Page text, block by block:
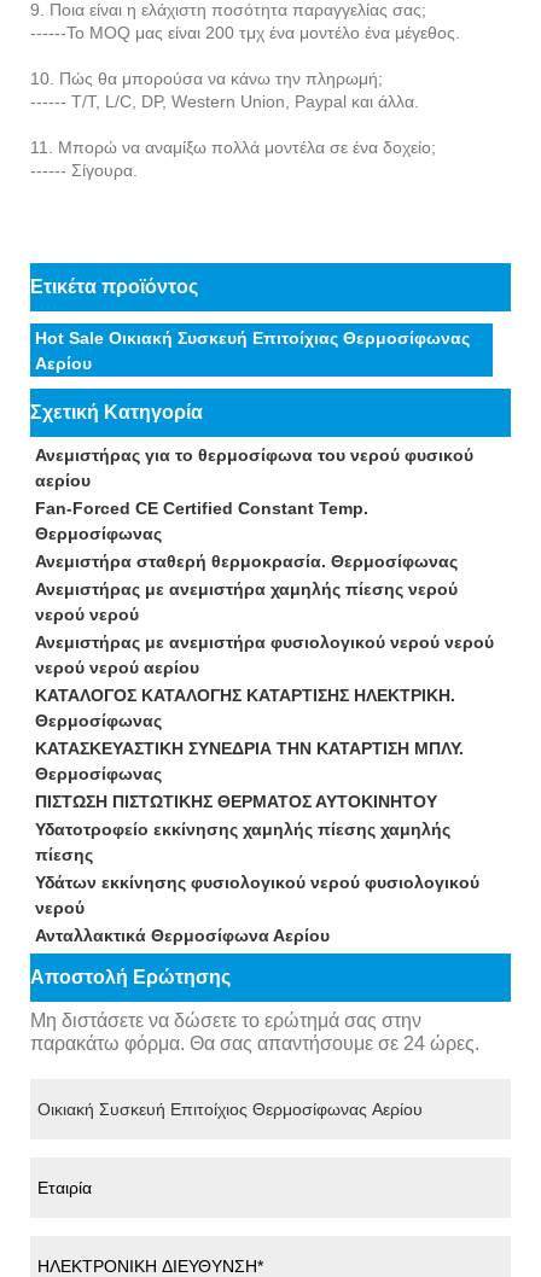
9. Ποια είναι η ελάχιστη ποσότητα παραγγελίας σας;
------Το MOQ μας είναι 200 ​​τμχ ένα μοντέλο ένα μέγεθος.
10. Πώς θα μπορούσα να κάνω την πληρωμή;
------ T/T, L/C, DP, Western Union, Paypal και άλλα.
11. Μπορώ να αναμίξω πολλά μοντέλα σε ένα δοχείο;
------ Σίγουρα.
Ετικέτα προϊόντος
Hot Sale Οικιακή Συσκευή Επιτοίχιας Θερμοσίφωνας
Αερίου
Σχετική Κατηγορία
Ανεμιστήρας για το θερμοσίφωνα του νερού φυσικού
αερίου
Fan-Forced CE Certified Constant Temp.
Θερμοσίφωνας
Ανεμιστήρα σταθερή θερμοκρασία. Θερμοσίφωνας
Ανεμιστήρας με ανεμιστήρα χαμηλής πίεσης νερού
νερού νερού
Ανεμιστήρας με ανεμιστήρα φυσιολογικού νερού νερού
νερού νερού αερίου
ΚΑΤΑΛΟΓΟΣ ΚΑΤΑΛΟΓΗΣ ΚΑΤΑΡΤΙΣΗΣ ΗΛΕΚΤΡΙΚΗ.
Θερμοσίφωνας
ΚΑΤΑΣΚΕΥΑΣΤΙΚΗ ΣΥΝΕΔΡΙΑ ΤΗΝ ΚΑΤΑΡΤΙΣΗ ΜΠΛΥ.
Θερμοσίφωνας
ΠΙΣΤΩΣΗ ΠΙΣΤΩΤΙΚΗΣ ΘΕΡΜΑΤΟΣ ΑΥΤΟΚΙΝΗΤΟΥ
Υδατοτροφείο εκκίνησης χαμηλής πίεσης χαμηλής
πίεσης
Υδάτων εκκίνησης φυσιολογικού νερού φυσιολογικού
νερού
Ανταλλακτικά Θερμοσίφωνα Αερίου
Αποστολή Ερώτησης
Μη διστάσετε να δώσετε το ερώτημά σας στην
παρακάτω φόρμα. Θα σας απαντήσουμε σε 24 ώρες.